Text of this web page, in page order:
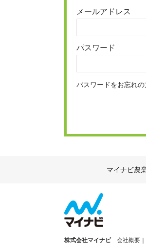
メールアドレス
パスワード
パスワードをお忘れの
マイナビ農
株式会社マイナビ 会社概要